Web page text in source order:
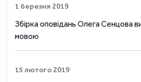
1 березня 2019
Збірка оповідань Олега Сенцова
мовою
15 лютого 2019